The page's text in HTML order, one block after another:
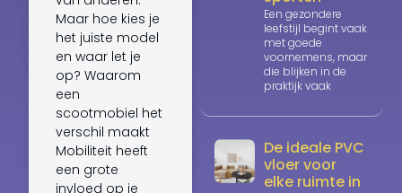
Maar hoe kies je
het juiste model
en waar let je
op? Waarom
een
scootmobiel het
verschil maakt
Mobiliteit heeft
een grote
invloed op je
Een gezondere
leefstijl begint vaak
met goede
voornemens, maar
die blijken in de
praktijk vaak
De ideale PVC
vloer voor
elke ruimte in